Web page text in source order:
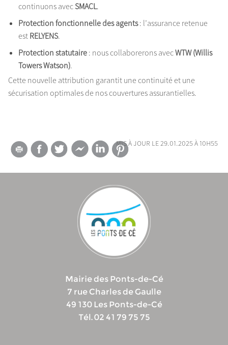
continuons avec SMACL.
Protection fonctionnelle des agents: l’assurance retenue
est RELYENS.
Protection statutaire : nous collaborerons avecWTW (Willis
Towers Watson).
Cette nouvelle attribution garantit une continuité et une
sécurisation optimales de nos couvertures assurantielles.
mis à jour le 29.01.2025 à 10h55
Mairie des Ponts-de-Cé
7 rue Charles de Gaulle
49 130 Les Ponts-de-Cé
Tél. 02 41 79 75 75